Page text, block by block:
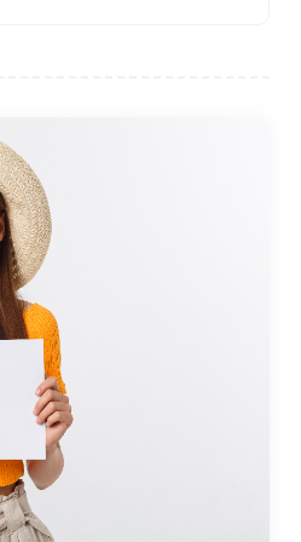
le long de la côte égéenne.
panoramique sur le port et
est le
l'une des sept merveilles
qu'une grande partie de la
détruite par des
le site reste une attraction
et les visiteurs peuvent
tombe, qui a été
au 4ème siècle avant